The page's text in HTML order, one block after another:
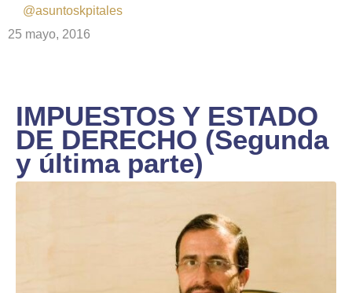
@asuntoskpitales
25 mayo, 2016
IMPUESTOS Y ESTADO
DE DERECHO (Segunda
y última parte)